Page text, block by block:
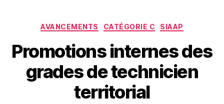
Catégories
AVANCEMENTS CATÉGORIE C SIAAP
Promotions internes des
grades de technicien
territorial